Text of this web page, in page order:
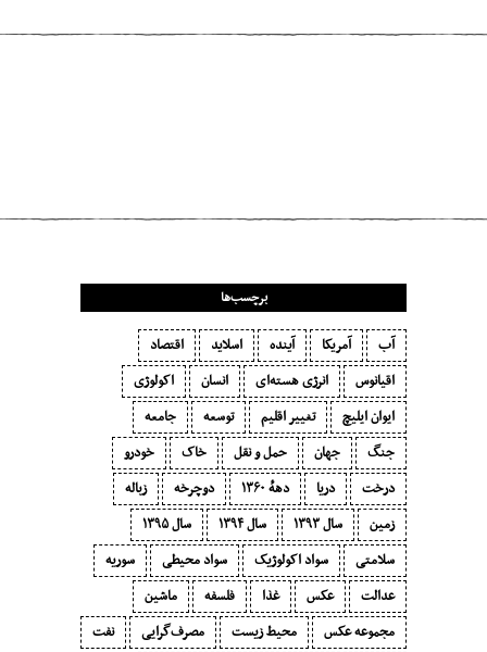
برچسب‌ها
آب آمریکا آینده اسلاید
اقتصاد
اقیانوس
انرژی هسته‌ای انسان
اکولوژی
ایوان ایلیچ
تغییر اقلیم توسعه
جامعه
جنگ
جهان حمل و نقل خاک
خودرو
درخت
دریا دههٔ ۱‍۳۶۰ دوچرخه
زباله
زمین
سال ۱۳۹۳ سال ۱۳۹۴
سال ۱۳۹۵
سلامتی
سواد اکولوژیک سواد محیطی
سوریه
عدالت
عکس غذا فلسفه
ماشین
مجموعه عکس
محیط زیست مصرف‌گرایی‬
نفت